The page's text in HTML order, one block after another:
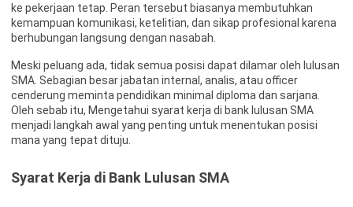
ke pekerjaan tetap. Peran tersebut biasanya membutuhkan
kemampuan komunikasi, ketelitian, dan sikap profesional karena
berhubungan langsung dengan nasabah.
Meski peluang ada, tidak semua posisi dapat dilamar oleh lulusan
SMA. Sebagian besar jabatan internal, analis, atau officer
cenderung meminta pendidikan minimal diploma dan sarjana.
Oleh sebab itu, Mengetahui syarat kerja di bank lulusan SMA
menjadi langkah awal yang penting untuk menentukan posisi
mana yang tepat dituju.
Syarat Kerja di Bank Lulusan SMA